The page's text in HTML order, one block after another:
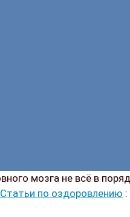
Статьи по оздоровлению :